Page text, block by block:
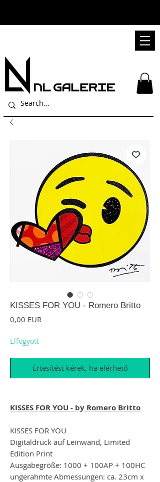
KISSES FOR YOU - Romero Britto
0,00 EURÁr
Elfogyott
Értesítést kérek, ha elérhető
KISSES FOR YOU - by Romero Britto
KISSES FOR YOU
Digitaldruck auf Leinwand, Limited
Edition Print
Ausgabegröße: 1000 + 100AP + 100HC
ungerahmte Abmessungen: ca. 23cm x